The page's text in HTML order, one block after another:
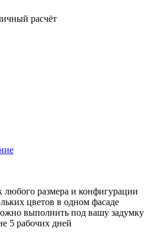
расчёт
любого размера и конфигурации
цветов в одном фасаде
выполнить под вашу задумку
5 рабочих дней